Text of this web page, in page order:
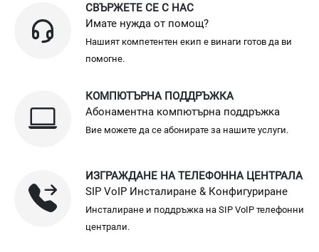
СВЪРЖЕТЕ СЕ С НАС
Имате нужда от помощ?
Нашият компетентен екип е винаги готов да ви
помогне.
КОМПЮТЪРНА ПОДДРЪЖКА
Абонаментна компютърна поддръжка
Вие можете да се абонирате за нашите услуги.
ИЗГРАЖДАНЕ НА ТЕЛЕФОННА ЦЕНТРАЛА
SIP VoIP Инсталиране & Конфигуриране
Инсталиране и поддръжка на SIP VoIP телефонни
централи.